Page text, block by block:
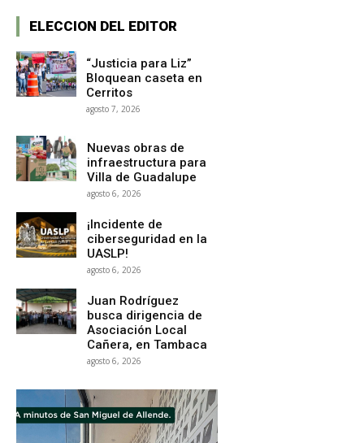
ELECCION DEL EDITOR
“Justicia para Liz”
Bloquean caseta en
Cerritos
agosto 7, 2026
Nuevas obras de
infraestructura para
Villa de Guadalupe
agosto 6, 2026
¡Incidente de
ciberseguridad en la
UASLP!
agosto 6, 2026
Juan Rodríguez
busca dirigencia de
Asociación Local
Cañera, en Tambaca
agosto 6, 2026